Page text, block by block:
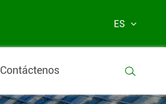
ES
Contáctenos 